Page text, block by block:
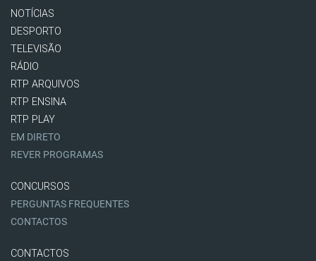
NOTÍCIAS
DESPORTO
TELEVISÃO
RÁDIO
RTP ARQUIVOS
RTP ENSINA
RTP PLAY
EM DIRETO
REVER PROGRAMAS
CONCURSOS
PERGUNTAS FREQUENTES
CONTACTOS
CONTACTOS